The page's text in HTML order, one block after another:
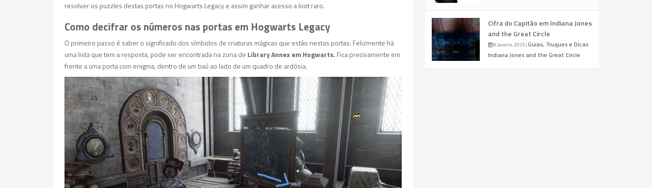
resolver os puzzles destas portas no Hogwarts Legacy e assim ganhar acesso a loot raro.
Como decifrar os números nas portas em Hogwarts Legacy
O primeiro passo é saber o significado dos símbolos de criaturas mágicas que estão nestas portas. Felizmente há
uma lista que tem a resposta, pode ser encontrada na zona de Library Annex em Hogwarts. Fica precisamente em
frente a uma porta com enigma, dentro de um baú ao lado de um quadro de ardósia.
Cifra do Capitão em Indiana Jones
and the Great Circle
8 Janeiro, 2025|Guias, Truques e Dicas
Indiana Jones and the Great Circle